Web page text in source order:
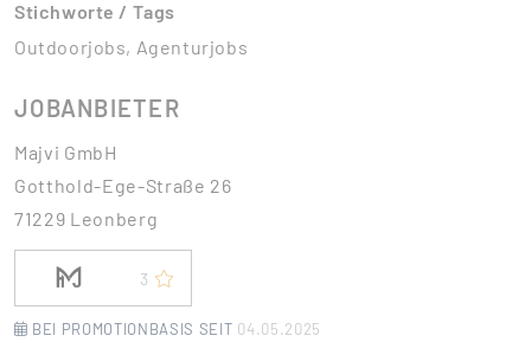
Stichworte / Tags
Outdoorjobs, Agenturjobs
JOBANBIETER
Majvi GmbH
Gotthold-Ege-Straße 26
71229 Leonberg
3
BEI PROMOTIONBASIS SEIT 04.05.2025